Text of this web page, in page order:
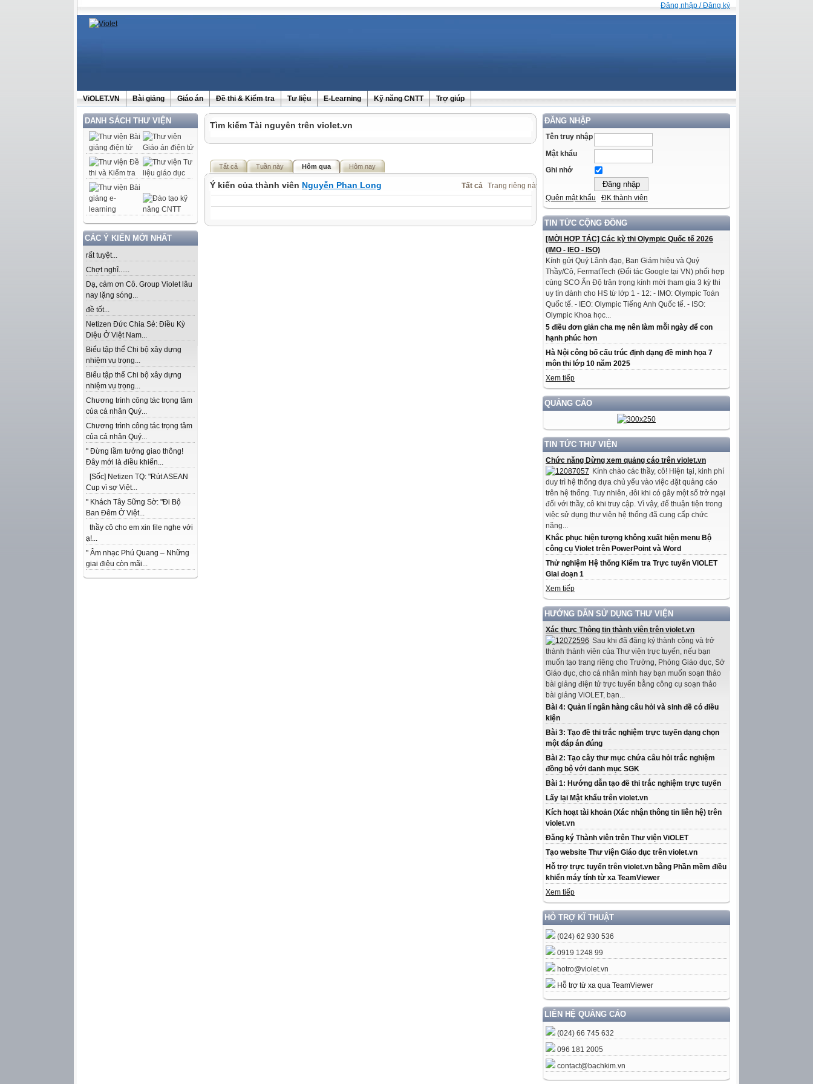
Đăng nhập / Đăng ký
ViOLET.VN Bài giảng Giáo án Đề thi & Kiểm tra Tư liệu E-Learning Kỹ năng CNTT Trợ giúp
DANH SÁCH THƯ VIỆN
CÁC Ý KIẾN MỚI NHẤT
rất tuyệt...
Chợt nghĩ......
Dạ, cảm ơn Cô. Group Violet lâu
nay lặng sóng...
đề tốt...
Netizen Đức Chia Sẻ: Điều Kỳ
Diệu Ở Việt Nam...
Biểu tập thể Chi bộ xây dựng
nhiệm vụ trọng...
Biểu tập thể Chi bộ xây dựng
nhiệm vụ trọng...
Chương trình công tác trọng tâm
của cá nhân Quý...
Chương trình công tác trọng tâm
của cá nhân Quý...
" Đừng lầm tưởng giao thông!
Đây mới là điều khiến...
[Sốc] Netizen TQ: "Rút ASEAN
Cup vì sợ Việt...
" Khách Tây Sững Sờ: "Đi Bộ
Ban Đêm Ở Việt...
thầy cô cho em xin file nghe với
ạ!...
" Âm nhạc Phú Quang – Những
giai điệu còn mãi...
ĐĂNG NHẬP
Tên truy nhập
Mật khẩu
Ghi nhớ
Quên mật khẩu ĐK thành viên
TIN TỨC CỘNG ĐỒNG
[MỜI HỢP TÁC] Các kỳ thi Olympic Quốc tế 2026
(IMO - IEO - ISO)
Kính gửi Quý Lãnh đạo, Ban Giám hiệu và Quý
Thầy/Cô, FermatTech (Đối tác Google tại VN) phối hợp
cùng SCO Ấn Độ trân trọng kính mời tham gia 3 kỳ thi
uy tín dành cho HS từ lớp 1 - 12: - IMO: Olympic Toán
Quốc tế. - IEO: Olympic Tiếng Anh Quốc tế. - ISO:
Olympic Khoa học...
5 điều đơn giản cha mẹ nên làm mỗi ngày để con
hạnh phúc hơn
Hà Nội công bố cấu trúc định dạng đề minh họa 7
môn thi lớp 10 năm 2025
Xem tiếp
QUẢNG CÁO
TIN TỨC THƯ VIỆN
Chức năng Dừng xem quảng cáo trên violet.vn
Kính chào các thầy, cô! Hiện tại, kinh phí
duy trì hệ thống dựa chủ yếu vào việc đặt quảng cáo
trên hệ thống. Tuy nhiên, đôi khi có gây một số trở ngại
đối với thầy, cô khi truy cập. Vì vậy, để thuận tiện trong
việc sử dụng thư viện hệ thống đã cung cấp chức
năng...
Khắc phục hiện tượng không xuất hiện menu Bộ
công cụ Violet trên PowerPoint và Word
Thử nghiệm Hệ thống Kiểm tra Trực tuyến ViOLET
Giai đoạn 1
Xem tiếp
HƯỚNG DẪN SỬ DỤNG THƯ VIỆN
Xác thực Thông tin thành viên trên violet.vn
Sau khi đã đăng ký thành công và trở
thành thành viên của Thư viện trực tuyến, nếu bạn
muốn tạo trang riêng cho Trường, Phòng Giáo dục, Sở
Giáo dục, cho cá nhân mình hay bạn muốn soạn thảo
bài giảng điện tử trực tuyến bằng công cụ soạn thảo
bài giảng ViOLET, bạn...
Bài 4: Quản lí ngân hàng câu hỏi và sinh đề có điều
kiện
Bài 3: Tạo đề thi trắc nghiệm trực tuyến dạng chọn
một đáp án đúng
Bài 2: Tạo cây thư mục chứa câu hỏi trắc nghiệm
đồng bộ với danh mục SGK
Bài 1: Hướng dẫn tạo đề thi trắc nghiệm trực tuyến
Lấy lại Mật khẩu trên violet.vn
Kích hoạt tài khoản (Xác nhận thông tin liên hệ) trên
violet.vn
Đăng ký Thành viên trên Thư viện ViOLET
Tạo website Thư viện Giáo dục trên violet.vn
Hỗ trợ trực tuyến trên violet.vn bằng Phần mềm điều
khiển máy tính từ xa TeamViewer
Xem tiếp
HỖ TRỢ KĨ THUẬT
(024) 62 930 536
0919 1248 99
hotro@violet.vn
Hỗ trợ từ xa qua TeamViewer
LIÊN HỆ QUẢNG CÁO
(024) 66 745 632
096 181 2005
contact@bachkim.vn
Tìm kiếm Tài nguyên trên violet.vn
Tất cả Tuần này Hôm qua Hôm nay
Tất cả Trang riêng này
Ý kiến của thành viên Nguyễn Phan Long